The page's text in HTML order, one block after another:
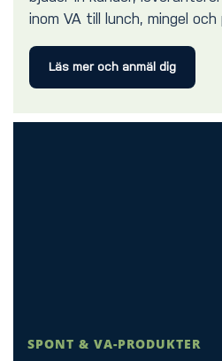
inom VA till lunch, mingel
Läs mer och anmäl dig
SPONT & VA-PRODUKTER